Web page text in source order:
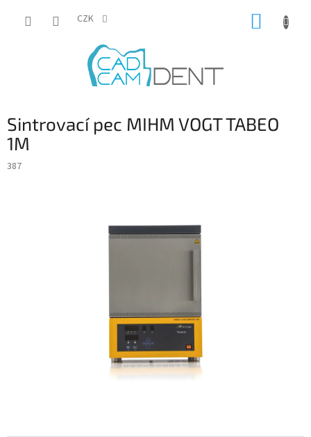
CZK
Sintrovací pec MIHM VOGT TABEO
1M
387